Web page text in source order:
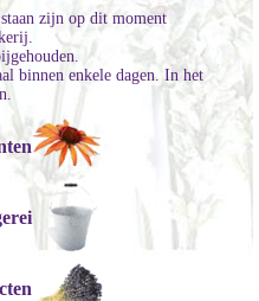
zijn op dit moment
binnen enkele dagen. In het